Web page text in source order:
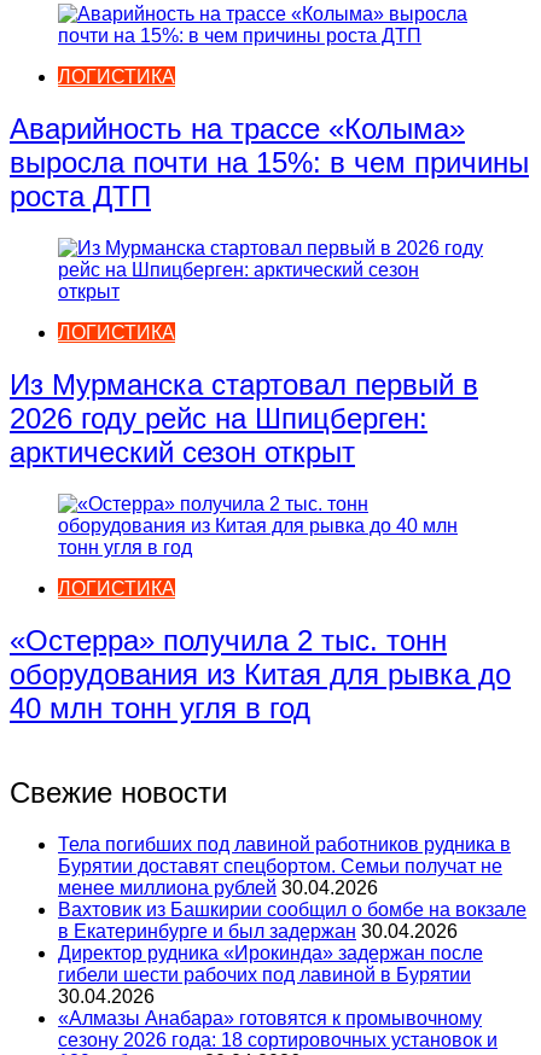
ЛОГИСТИКА
Аварийность на трассе «Колыма»
выросла почти на 15%: в чем причины
роста ДТП
ЛОГИСТИКА
Из Мурманска стартовал первый в
2026 году рейс на Шпицберген:
арктический сезон открыт
ЛОГИСТИКА
«Остерра» получила 2 тыс. тонн
оборудования из Китая для рывка до
40 млн тонн угля в год
Свежие новости
Тела погибших под лавиной работников рудника в
Бурятии доставят спецбортом. Семьи получат не
менее миллиона рублей 30.04.2026
Вахтовик из Башкирии сообщил о бомбе на вокзале
в Екатеринбурге и был задержан 30.04.2026
Директор рудника «Ирокинда» задержан после
гибели шести рабочих под лавиной в Бурятии
30.04.2026
«Алмазы Анабара» готовятся к промывочному
сезону 2026 года: 18 сортировочных установок и